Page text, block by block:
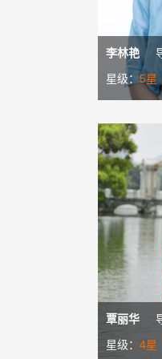
李林艳
星级： 5星
覃丽华
星级： 4星